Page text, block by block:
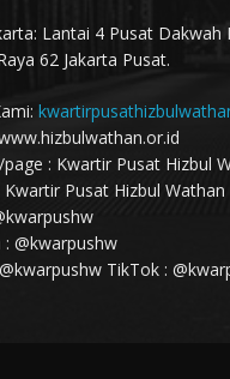
Lantai 4 Pusat Dakwah
62 Jakarta Pusat.
: Kwartir Pusat Hizbul
Kwartir Pusat Hizbul Wathan
@kwarpushw
TikTok :